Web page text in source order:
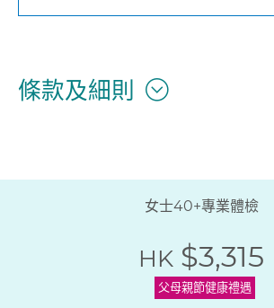
條款及細則
女士40+專業體檢
HK $3,315
父母親節健康禮遇